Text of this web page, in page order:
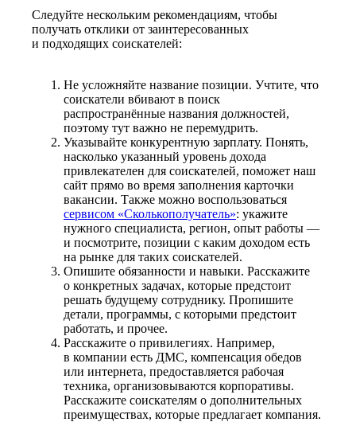
Следуйте нескольким рекомендациям, чтобы
получать отклики от заинтересованных
и подходящих соискателей:
Не усложняйте название позиции. Учтите, что
соискатели вбивают в поиск
распространённые названия должностей,
поэтому тут важно не перемудрить.
Указывайте конкурентную зарплату. Понять,
насколько указанный уровень дохода
привлекателен для соискателей, поможет наш
сайт прямо во время заполнения карточки
вакансии. Также можно воспользоваться
сервисом «Сколькополучатель»: укажите
нужного специалиста, регион, опыт работы —
и посмотрите, позиции с каким доходом есть
на рынке для таких соискателей.
Опишите обязанности и навыки. Расскажите
о конкретных задачах, которые предстоит
решать будущему сотруднику. Пропишите
детали, программы, с которыми предстоит
работать, и прочее.
Расскажите о привилегиях. Например,
в компании есть ДМС, компенсация обедов
или интернета, предоставляется рабочая
техника, организовываются корпоративы.
Расскажите соискателям о дополнительных
преимуществах, которые предлагает компания.